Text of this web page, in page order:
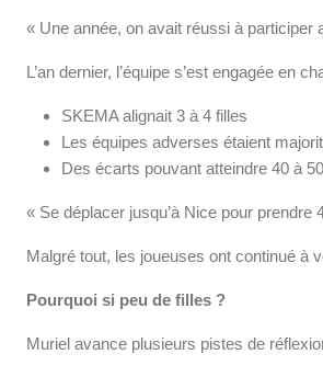
« Une année, on avait réussi à participer
L’an dernier, l’équipe s’est engagée en
SKEMA alignait 3 à 4 filles
Les équipes adverses étaient
Des écarts pouvant atteindre 40 à
« Se déplacer jusqu’à Nice pour prendre
Malgré tout, les joueuses ont continué à
Pourquoi si peu de filles ?
Muriel avance plusieurs pistes de